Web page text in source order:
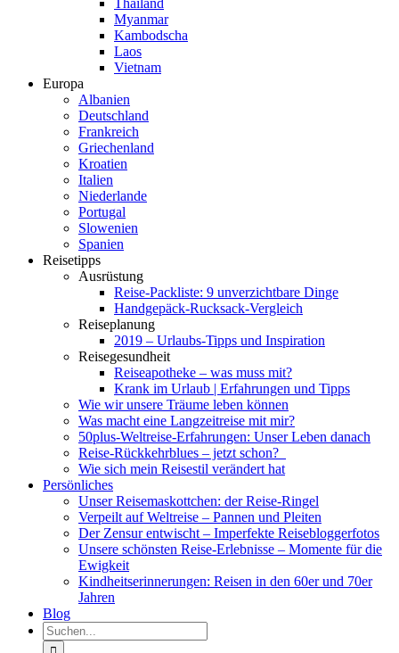
Thailand
Myanmar
Kambodscha
Laos
Vietnam
Europa
Albanien
Deutschland
Frankreich
Griechenland
Kroatien
Italien
Niederlande
Portugal
Slowenien
Spanien
Reisetipps
Ausrüstung
Reise-Packliste: 9 unverzichtbare Dinge
Handgepäck-Rucksack-Vergleich
Reiseplanung
2019 – Urlaubs-Tipps und Inspiration
Reisegesundheit
Reiseapotheke – was muss mit?
Krank im Urlaub | Erfahrungen und Tipps
Wie wir unsere Träume leben können
Was macht eine Langzeitreise mit mir?
50plus-Weltreise-Erfahrungen: Unser Leben danach
Reise-Rückkehrblues – jetzt schon?
Wie sich mein Reisestil verändert hat
Persönliches
Unser Reisemaskottchen: der Reise-Ringel
Verpeilt auf Weltreise – Pannen und Pleiten
Der Zensur entwischt – Imperfekte Reisebloggerfotos
Unsere schönsten Reise-Erlebnisse – Momente für die
Ewigkeit
Kindheitserinnerungen: Reisen in den 60er und 70er
Jahren
Blog
Suche
nach: